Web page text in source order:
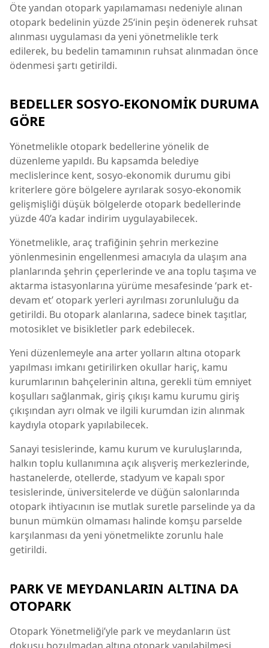
Öte yandan otopark yapılamaması nedeniyle alınan
otopark bedelinin yüzde 25‘inin peşin ödenerek ruhsat
alınması uygulaması da yeni yönetmelikle terk
edilerek, bu bedelin tamamının ruhsat alınmadan önce
ödenmesi şartı getirildi.
BEDELLER SOSYO-EKONOMİK DURUMA
GÖRE
Yönetmelikle otopark bedellerine yönelik de
düzenleme yapıldı. Bu kapsamda belediye
meclislerince kent, sosyo-ekonomik durumu gibi
kriterlere göre bölgelere ayrılarak sosyo-ekonomik
gelişmişliği düşük bölgelerde otopark bedellerinde
yüzde 40’a kadar indirim uygulayabilecek.
Yönetmelikle, araç trafiğinin şehrin merkezine
yönlenmesinin engellenmesi amacıyla da ulaşım ana
planlarında şehrin çeperlerinde ve ana toplu taşıma ve
aktarma istasyonlarına yürüme mesafesinde ‘park et-
devam et’ otopark yerleri ayrılması zorunluluğu da
getirildi. Bu otopark alanlarına, sadece binek taşıtlar,
motosiklet ve bisikletler park edebilecek.
Yeni düzenlemeyle ana arter yolların altına otopark
yapılması imkanı getirilirken okullar hariç, kamu
kurumlarının bahçelerinin altına, gerekli tüm emniyet
koşulları sağlanmak, giriş çıkışı kamu kurumu giriş
çıkışından ayrı olmak ve ilgili kurumdan izin alınmak
kaydıyla otopark yapılabilecek.
Sanayi tesislerinde, kamu kurum ve kuruluşlarında,
halkın toplu kullanımına açık alışveriş merkezlerinde,
hastanelerde, otellerde, stadyum ve kapalı spor
tesislerinde, üniversitelerde ve düğün salonlarında
otopark ihtiyacının ise mutlak suretle parselinde ya da
bunun mümkün olmaması halinde komşu parselde
karşılanması da yeni yönetmelikte zorunlu hale
getirildi.
PARK VE MEYDANLARIN ALTINA DA
OTOPARK
Otopark Yönetmeliği’yle park ve meydanların üst